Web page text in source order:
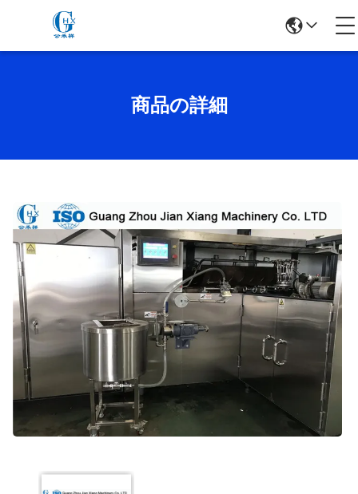
商品の詳細